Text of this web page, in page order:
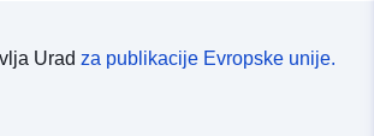
Urad za publikacije Evropske unije.